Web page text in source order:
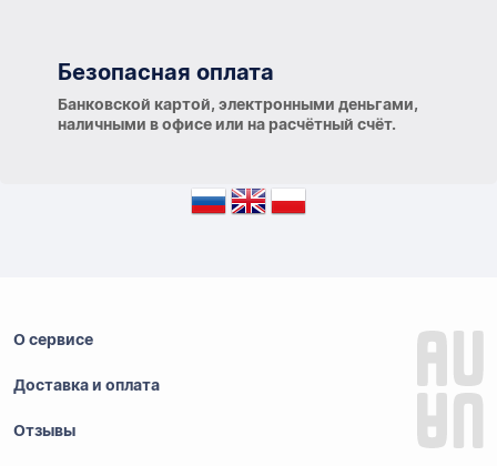
Безопасная оплата
Банковской картой, электронными деньгами,
наличными в офисе или на расчётный счёт.
О сервисе
Доставка и оплата
Отзывы